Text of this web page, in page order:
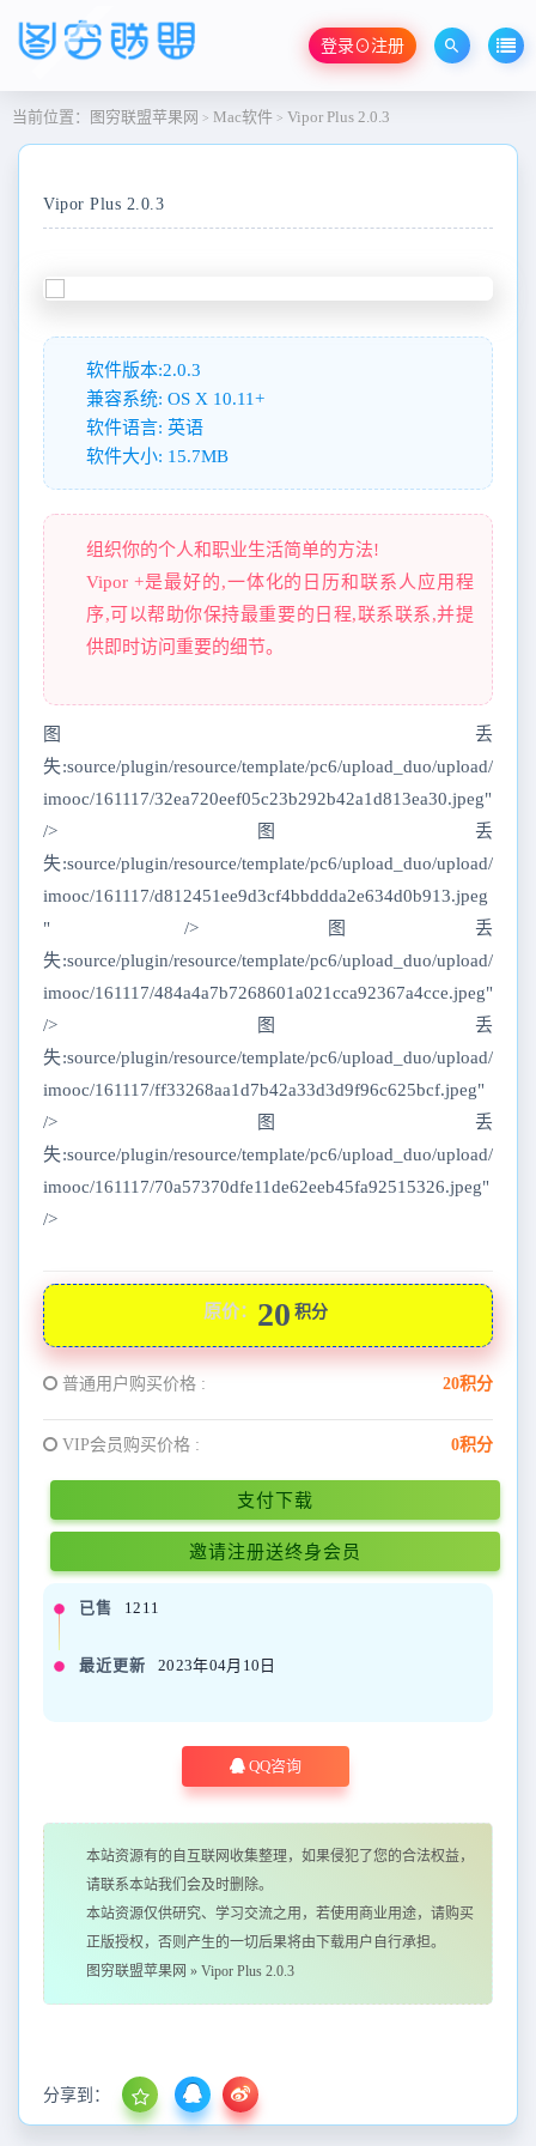
登录⊙注册
当前位置： 图穷联盟苹果网 > Mac软件 > Vipor Plus 2.0.3
Vipor Plus 2.0.3
软件版本:2.0.3
兼容系统: OS X 10.11+
软件语言: 英语
软件大小: 15.7MB
组织你的个人和职业生活简单的方法!
Vipor +是最好的,一体化的日历和联系人应用程
序,可以帮助你保持最重要的日程,联系联系,并提
供即时访问重要的细节。
图丢
失:source/plugin/resource/template/pc6/upload_duo/upload/
imooc/161117/32ea720eef05c23b292b42a1d813ea30.jpeg"
/>图丢
失:source/plugin/resource/template/pc6/upload_duo/upload/
imooc/161117/d812451ee9d3cf4bbddda2e634d0b913.jpeg
" />图丢
失:source/plugin/resource/template/pc6/upload_duo/upload/
imooc/161117/484a4a7b7268601a021cca92367a4cce.jpeg"
/>图丢
失:source/plugin/resource/template/pc6/upload_duo/upload/
imooc/161117/ff33268aa1d7b42a33d3d9f96c625bcf.jpeg"
/>图丢
失:source/plugin/resource/template/pc6/upload_duo/upload/
imooc/161117/70a57370dfe11de62eeb45fa92515326.jpeg"
/>
原价： 20 积分
普通用户购买价格 : 20积分
VIP会员购买价格 : 0积分
支付下载
邀请注册送终身会员
已售 1211
最近更新 2023年04月10日
QQ咨询
本站资源有的自互联网收集整理，如果侵犯了您的合法权益，
请联系本站我们会及时删除。
本站资源仅供研究、学习交流之用，若使用商业用途，请购买
正版授权，否则产生的一切后果将由下载用户自行承担。
图穷联盟苹果网 » Vipor Plus 2.0.3
分享到：